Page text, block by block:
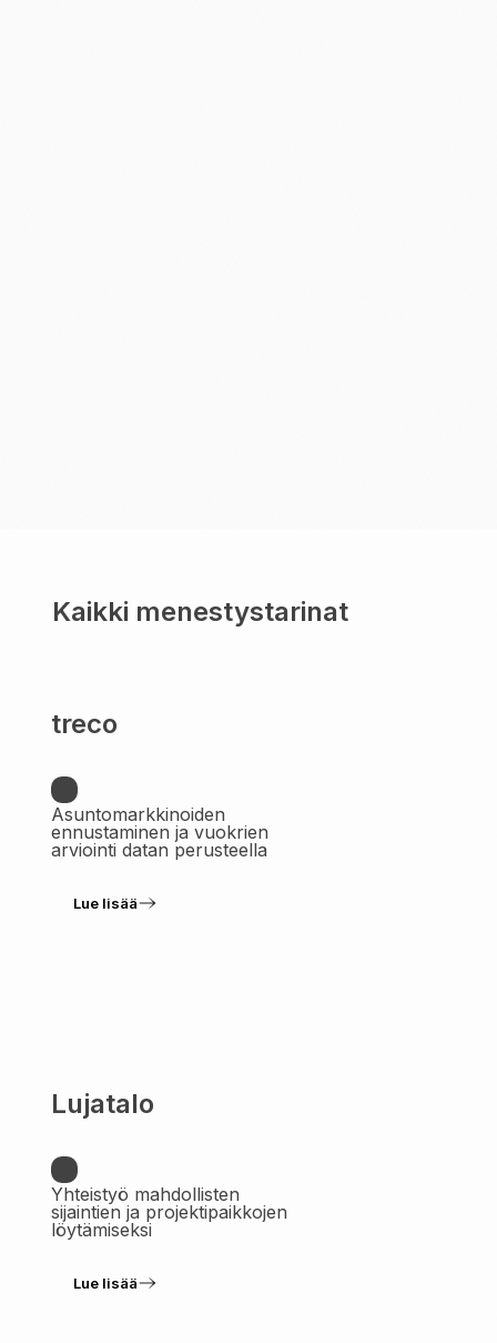
Kaikki menestystarinat
treco
Asuntomarkkinoiden
ennustaminen ja vuokrien
arviointi datan perusteella
Lue lisää
Lujatalo
Yhteistyö mahdollisten
sijaintien ja projektipaikkojen
löytämiseksi
Lue lisää